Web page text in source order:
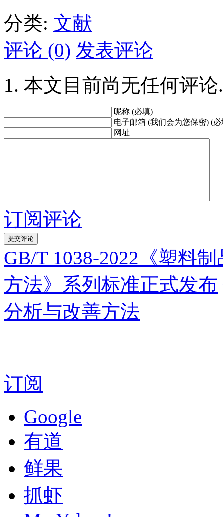
分类: 文献
评论 (0) 发表评论
本文目前尚无任何评论.
昵称 (必填)
电子邮箱 (我们会为您保密) (必
网址
订阅评论
GB/T 1038-2022《塑料
方法》系列标准正式发布
分析与改善方法
订阅
Google
有道
鲜果
抓虾